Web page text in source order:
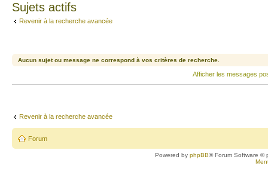
Sujets actifs
Revenir à la recherche avancée
Aucun sujet ou message ne correspond à vos critères de recherche.
Afficher les messages
Revenir à la recherche avancée
Forum
Powered byphpBB® Forum Software ©